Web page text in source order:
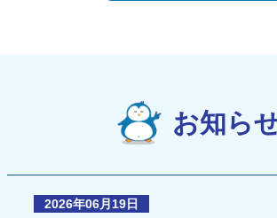
お知ら
2026年06月19日